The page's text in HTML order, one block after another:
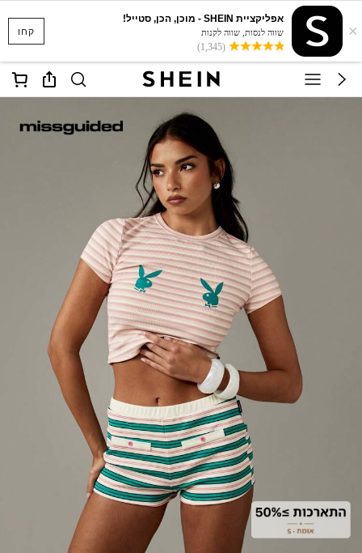
קחו ×
אפליקציית SHEIN - מוכן, הכן, סטייל!
שווה לנסות, שווה לקנות
(1,345)